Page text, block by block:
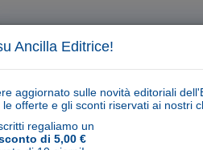
Ancilla Editrice!
aggiornato sulle novità editoriali
offerte e gli sconti riservati ai nostri
regaliamo un
di 5,00 €